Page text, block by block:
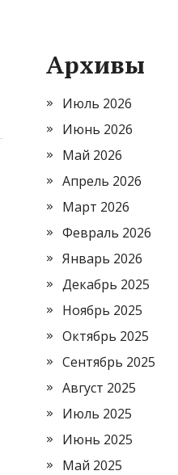
Архивы
Июль 2026
Июнь 2026
Май 2026
Апрель 2026
Март 2026
Февраль 2026
Январь 2026
Декабрь 2025
Ноябрь 2025
Октябрь 2025
Сентябрь 2025
Август 2025
Июль 2025
Июнь 2025
Май 2025